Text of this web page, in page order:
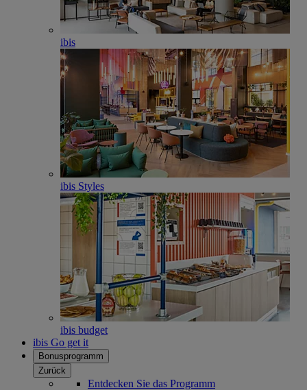
ibis
ibis Styles
ibis budget
ibis Go get it
Bonusprogramm
Zurück
Entdecken Sie das Programm